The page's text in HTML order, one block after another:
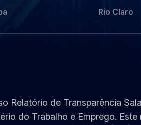
Rio Claro
Relatório de Transparência
do Trabalho e Emprego. Este